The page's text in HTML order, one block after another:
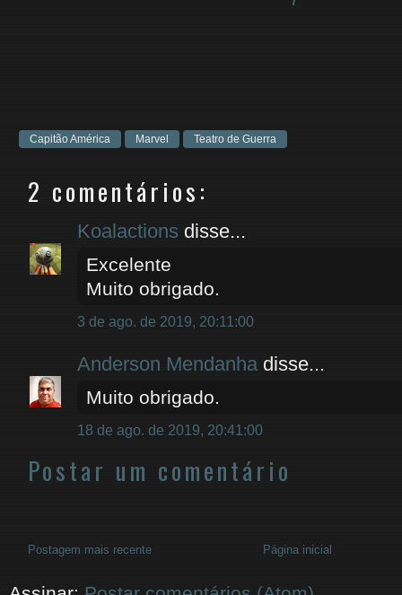
Capitão América Marvel Teatro de Guerra
2 comentários:
Koalactions disse...
Excelente
Muito obrigado.
3 de ago. de 2019, 20:11:00
Anderson Mendanha disse...
Muito obrigado.
18 de ago. de 2019, 20:41:00
Postar um comentário
Postagem mais recente Página inicial